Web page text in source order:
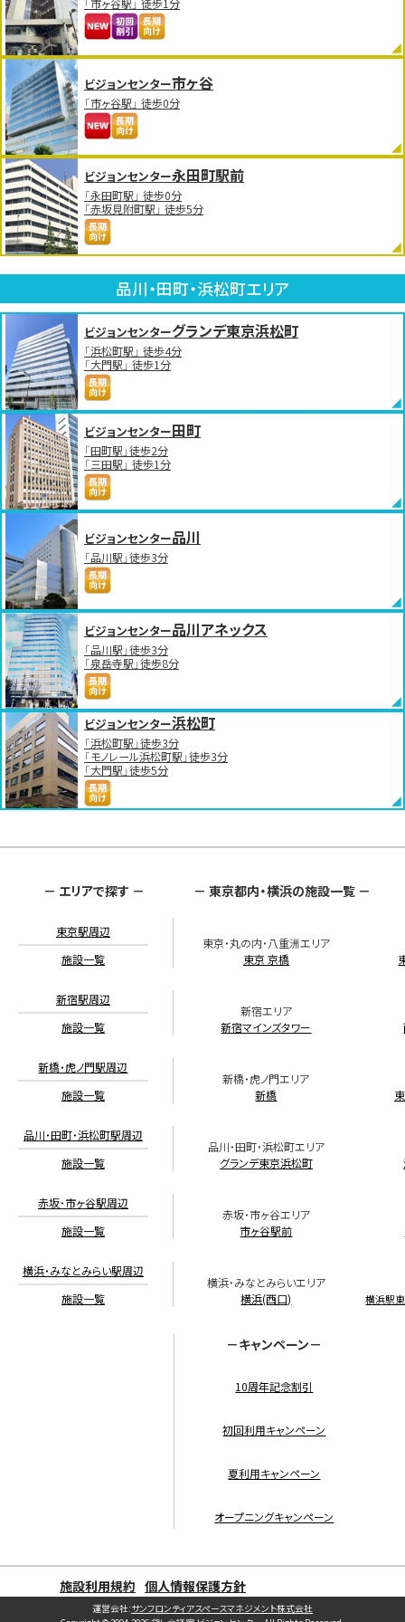
ビジョンセンター市ヶ谷
「市ヶ谷駅」 徒歩0分
ビジョンセンター永田町駅前
「永田町駅」 徒歩0分
「赤坂見附町駅」 徒歩5分
品川・田町・浜松町エリア
ビジョンセンターグランデ東京浜松町
「浜松町駅」 徒歩4分
「大門駅」 徒歩1分
ビジョンセンター田町
「田町駅」徒歩2分
「三田駅」 徒歩1分
ビジョンセンター品川
「品川駅」徒歩3分
ビジョンセンター品川アネックス
「品川駅」徒歩3分
「泉岳寺駅」徒歩8分
ビジョンセンター浜松町
「浜松町駅」徒歩3分
「モノレール浜松町駅」徒歩3分
「大門駅」徒歩5分
－ エリアで探す － － 東京都内・横浜の施設一覧 －
東京駅周辺
施設一覧
東京・丸の内・八重洲エリア
東京 京橋
新宿駅周辺
施設一覧
新宿エリア
新宿マインズタワー
新橋・虎ノ門駅周辺
施設一覧
新橋・虎ノ門エリア
新橋
品川・田町・浜松町駅周辺
施設一覧
品川・田町・浜松町エリア
グランデ東京浜松町
赤坂・市ヶ谷駅周辺
施設一覧
赤坂・市ヶ谷エリア
市ヶ谷駅前
横浜・みなとみらい駅周辺
施設一覧
横浜・みなとみらいエリア
横浜(西口)
横浜駅
－キャンペーン－
10周年記念割引
初回利用キャンペーン
夏利用キャンペーン
オープニングキャンペーン
施設利用規約 個人情報保護方針
運営会社:サンフロンティアスペースマネジメント株式会社